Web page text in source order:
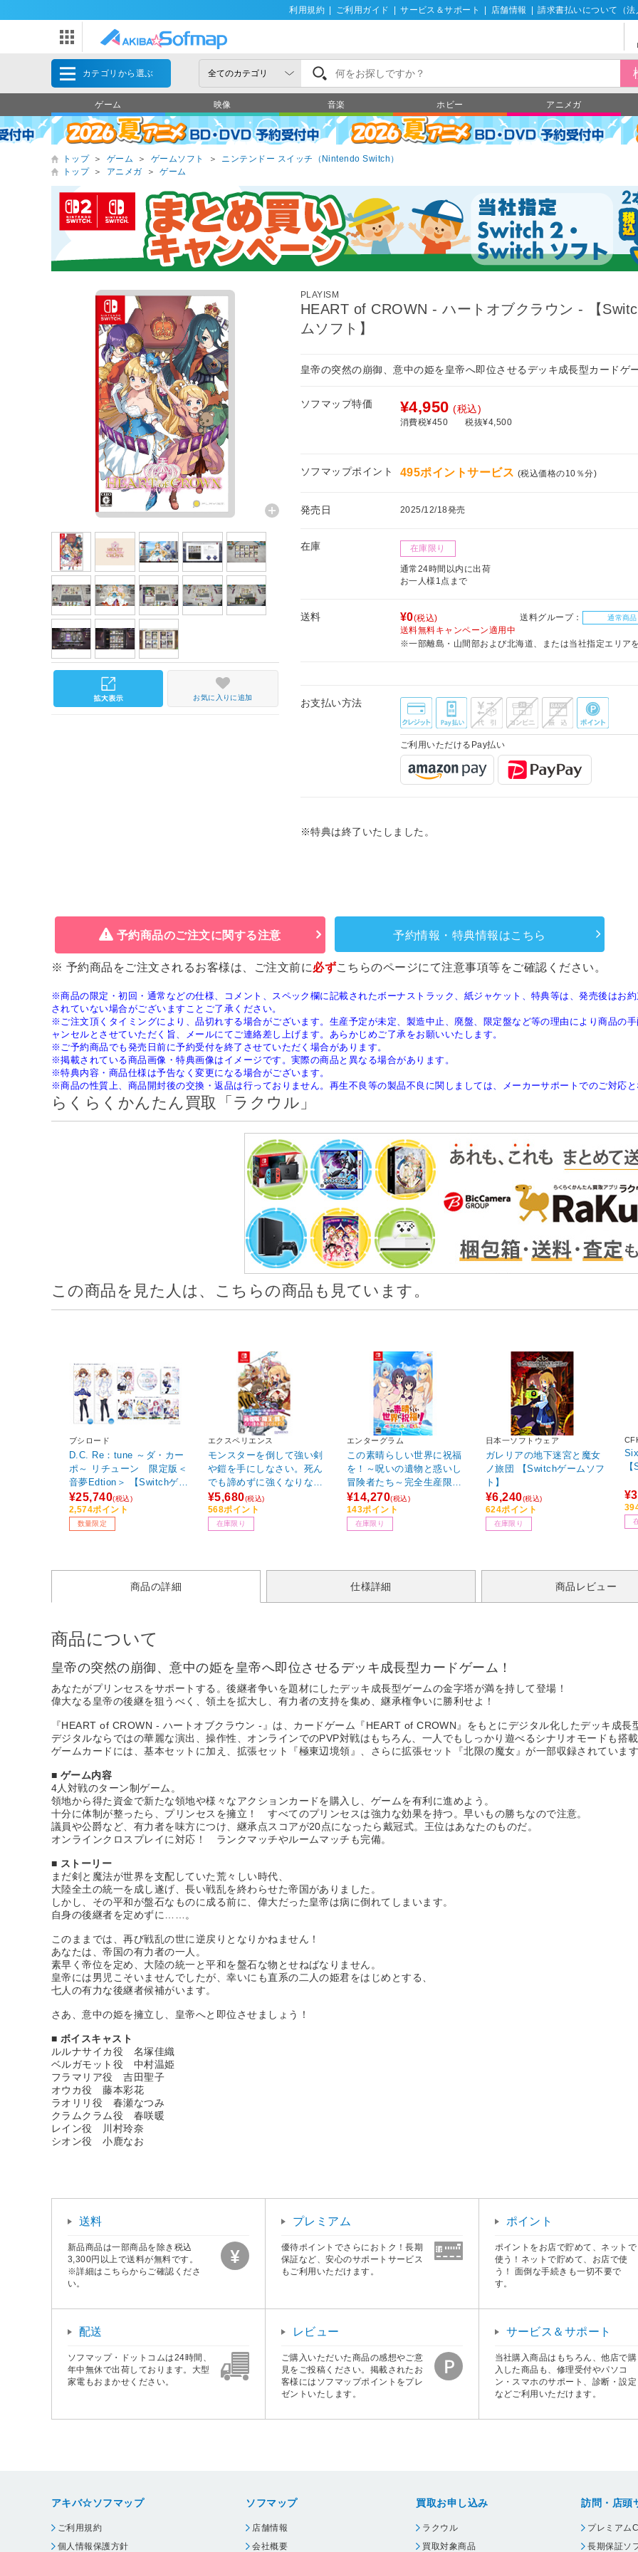
利用規約 ご利用ガイド サービス＆サポート 店舗情報 請求書払いについて（法
カテゴリから選ぶ
ゲーム 映像 音楽 ホビー アニメガ
トップ ＞ ゲーム ＞ ゲームソフト ＞
ニンテンドー スイッチ（Nintendo Switch）
トップ
＞ アニメガ ＞ ゲーム
PLAYISM
HEART of CROWN - ハートオブクラウン - 【
ムソフト】
皇帝の突然の崩御、意中の姫を皇帝へ即位させるデッキ成長型カードゲ
ソフマップ特価 ¥4,950 (税込)
消費税¥450 税抜¥4,500
ソフマップポイント 495ポイントサービス (税込価格の10％分)
発売日 2025/12/18発売
在庫 在庫限り
通常24時間以内に出荷
お一人様1点まで
送料 ¥0(税込) 送料グループ： 通常商品
送料無料キャンペーン適用中
※一部離島・山間部および北海道、または当社指定エリア
お支払い方法
ご利用いただけるPay払い
※特典は終了いたしました。
お気に入りに追加
予約商品のご注文に関する注意 予約情報・特典情報はこちら
※ 予約商品をご注文されるお客様は、ご注文前に必ずこちらのページにて注意事項等をご確認ください。
※商品の限定・初回・通常などの仕様、コメント、スペック欄に記載されたボーナストラック、紙ジャケット、特典等は、発売後はお
されていない場合がございますことご了承ください。
※ご注文頂くタイミングにより、品切れする場合がございます。生産予定が未定、製造中止、廃盤、限定盤など等の理由により商品の
ャンセルとさせていただく旨、メールにてご連絡差し上げます。あらかじめご了承をお願いいたします。
※ご予約商品でも発売日前に予約受付を終了させていただく場合があります。
※掲載されている商品画像・特典画像はイメージです。実際の商品と異なる場合があります。
※特典内容・商品仕様は予告なく変更になる場合がございます。
※商品の性質上、商品開封後の交換・返品は行っておりません。再生不良等の製品不良に関しましては、メーカーサポートでのご対応
らくらくかんたん買取「ラクウル」
この商品を見た人は、こちらの商品も見ています。
ブシロード
D.C. Re：tune ～ダ・カー
ポ～ リチューン 限定版＜
音夢Edtion＞ 【Switchゲー
ムソフト】
¥25,740(税込)
2,574ポイント
数量限定
エクスペリエンス
モンスターを倒して強い剣
や鎧を手にしなさい。死ん
でも諦めずに強くなりなさ
い。勇者隊が魔王を倒すそ
の日を信じています。 【Sw
itchゲームソフト】
¥5,680(税込)
568ポイント
在庫限り
エンターグラム
この素晴らしい世界に祝福
を！～呪いの遺物と惑いし
冒険者たち～完全生産限定
版 【Switchゲームソフト】
【852】
¥14,270(税込)
143ポイント
在庫限り
日本一ソフトウェア
ガレリアの地下迷宮と魔女
ノ旅団 【Switchゲームソフ
ト】
¥6,240(税込)
624ポイント
在庫限り
商品の詳細 仕様詳細 商品レビュー
商品について
皇帝の突然の崩御、意中の姫を皇帝へ即位させるデッキ成長型カードゲーム！
あなたがプリンセスをサポートする。後継者争いを題材にしたデッキ成長型ゲームの金字塔が満を持して登場！
偉大なる皇帝の後継を狙うべく、領土を拡大し、有力者の支持を集め、継承権争いに勝利せよ！
『HEART of CROWN - ハートオブクラウン -』は、カードゲーム『HEART of CROWN』をもとにデジタル化したデッキ成長
デジタルならではの華麗な演出、操作性、オンラインでのPVP対戦はもちろん、一人でもしっかり遊べるシナリオモードも搭
ゲームカードには、基本セットに加え、拡張セット『極東辺境領』、さらに拡張セット『北限の魔女』が一部収録されていま
■ ゲーム内容
4人対戦のターン制ゲーム。
領地から得た資金で新たな領地や様々なアクションカードを購入し、ゲームを有利に進めよう。
十分に体制が整ったら、プリンセスを擁立！ すべてのプリンセスは強力な効果を持つ。早いもの勝ちなので注意。
議員や公爵など、有力者を味方につけ、継承点スコアが20点になったら戴冠式。王位はあなたのものだ。
オンラインクロスプレイに対応！ ランクマッチやルームマッチも完備。
■ ストーリー
まだ剣と魔法が世界を支配していた荒々しい時代、
大陸全土の統一を成し遂げ、長い戦乱を終わらせた帝国がありました。
しかし、その平和が盤石なものに成る前に、偉大だった皇帝は病に倒れてしまいます。
自身の後継者を定めずに……。
このままでは、再び戦乱の世に逆戻りとなりかねません！
あなたは、帝国の有力者の一人。
素早く帝位を定め、大陸の統一と平和を盤石な物とせねばなりません。
皇帝には男児こそいませんでしたが、幸いにも直系の二人の姫君をはじめとする、
七人の有力な後継者候補がいます。
さあ、意中の姫を擁立し、皇帝へと即位させましょう！
■ ボイスキャスト
ルルナサイカ役 名塚佳織
ベルガモット役 中村温姫
フラマリア役 吉田聖子
オウカ役 藤本彩花
ラオリリ役 春瀬なつみ
クラムクラム役 春咲暖
レイン役 川村玲奈
シオン役 小鹿なお
送料
新品商品は一部商品を除き税込
3,300円以上で送料が無料です。
※詳細はこちらからご確認くださ
い。
プレミアム
優待ポイントでさらにおトク！長期
保証など、安心のサポートサービス
もご利用いただけます。
ポイント
ポイントをお店で貯めて、ネットで
使う！ネットで貯めて、お店で使
う！ 面倒な手続きも一切不要で
す。
配送
ソフマップ・ドットコムは24時間、
年中無休で出荷しております。大型
家電もおまかせください。
レビュー
ご購入いただいた商品の感想やご意
見をご投稿ください。掲載されたお
客様にはソフマップポイントをプレ
ゼントいたします。
サービス＆サポート
当社購入商品はもちろん、他店で購
入した商品も、修理受付やパソコ
ン・スマホのサポート、診断・設定
などご利用いただけます。
アキバ☆ソフマップ
ご利用規約
個人情報保護方針
ソフマップ
店舗情報
会社概要
買取お申し込み
ラクウル
買取対象商品
訪問・店頭
プレミアム
長期保証ソ